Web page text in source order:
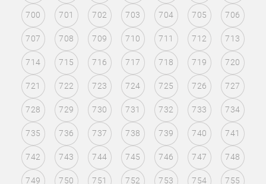
700 701 702 703 704 705 706
707 708 709 710 711 712 713
714 715 716 717 718 719 720
721 722 723 724 725 726 727
728 729 730 731 732 733 734
735 736 737 738 739 740 741
742 743 744 745 746 747 748
749 750 751 752 753 754 755